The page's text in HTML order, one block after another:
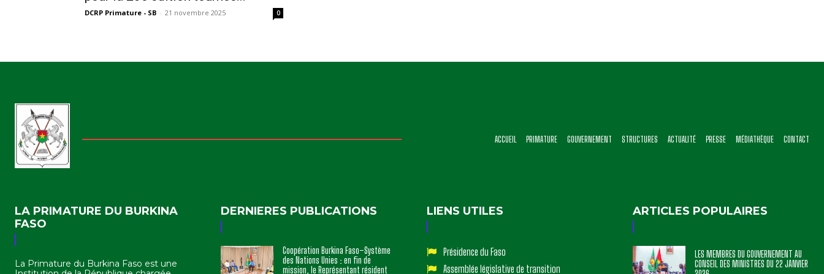
DCRP Primature - SB - 21 novembre 2025 0
ACCUEIL PRIMATURE GOUVERNEMENT STRUCTURES ACTUALITÉ PRESSE MÉDIATHÈQUE CONTACT
LA PRIMATURE DU BURKINA
FASO
La Primature du Burkina Faso est une
DERNIERES PUBLICATIONS
Coopération Burkina Faso–Système
des Nations Unies : en fin de
mission, le Représentant résident
LIENS UTILES
Présidence du Faso
Assemblée législative de transition
ARTICLES POPULAIRES
LES MEMBRES DU GOUVERNEMENT AU
CONSEIL DES MINISTRES DU 22 JANVIER